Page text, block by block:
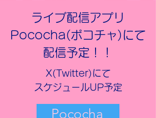
ライブ配信アプリ
Pococha(ポコチャ)にて
配信予定！！
X(Twitter)にて
​スケジュールUP予定
Pococha